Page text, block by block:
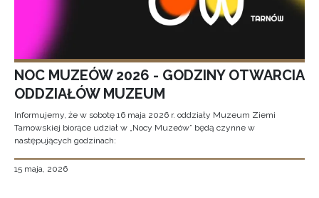
NOC MUZEÓW 2026 - GODZINY OTWARCIA
ODDZIAŁÓW MUZEUM
Informujemy, że w sobotę 16 maja 2026 r. oddziały Muzeum Ziemi
Tarnowskiej biorące udział w „Nocy Muzeów” będą czynne w
następujących godzinach:
15 maja, 2026